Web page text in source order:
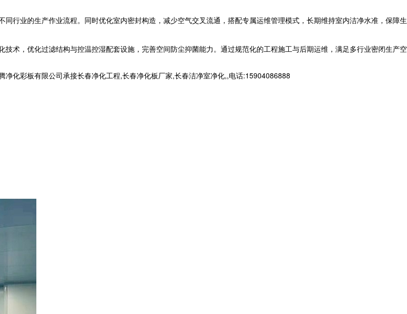
行业的生产作业流程。同时优化室内密封构造，减少空气交叉流通，搭配专属运维管理模式，长期维持室内洁净水准，保障生
术，优化过滤结构与控温控湿配套设施，完善空间防尘抑菌能力。通过规范化的工程施工与后期运维，满足多行业密闭生产空
化彩板有限公司承接长春净化工程,长春净化板厂家,长春洁净室净化,,电话:15904086888